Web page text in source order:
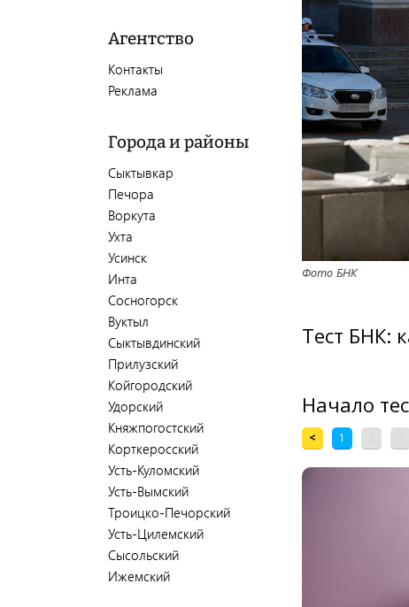
Агентство
Контакты
Реклама
Города и районы
Сыктывкар
Печора
Воркута
Ухта
Усинск
Инта
Сосногорск
Вуктыл
Сыктывдинский
Прилузский
Койгородский
Удорский
Княжпогостский
Корткеросский
Усть-Куломский
Усть-Вымский
Троицко-Печорский
Усть-Цилемский
Сысольский
Ижемский
Фото БНК